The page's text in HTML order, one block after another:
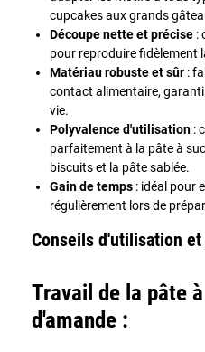
cupcakes aux grands
Découpe nette et précise :
pour reproduire fidèlement
Matériau robuste et sûr :
contact alimentaire,
vie.
Polyvalence d'utilisation :
parfaitement à la pâte à
biscuits et la pâte sablée.
Gain de temps : idéal pour
régulièrement lors de
Conseils d'utilisation
Travail de la pâte
d'amande :